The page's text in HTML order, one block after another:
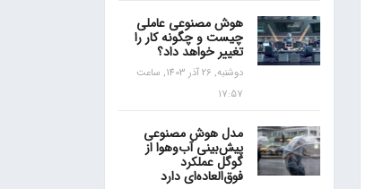
هوش مصنوعی عاملی
چیست و چگونه کار را
تغییر خواهد داد؟
دوشنبه, 26 آذر 1403, ساعت
17:57
مدل هوش مصنوعی
پیش‌بینی آب‌و‌هوا از
گوگل عملکرد
فوق‌العاده‌ای دارد